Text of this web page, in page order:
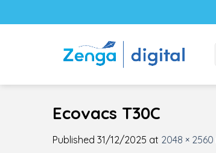
to
Ecovacs T30C
Published 31/12/2025 at 2048 × 2560